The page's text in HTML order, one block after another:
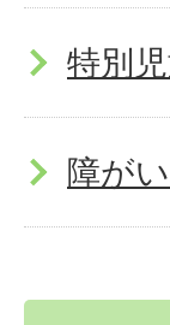
特別
障が